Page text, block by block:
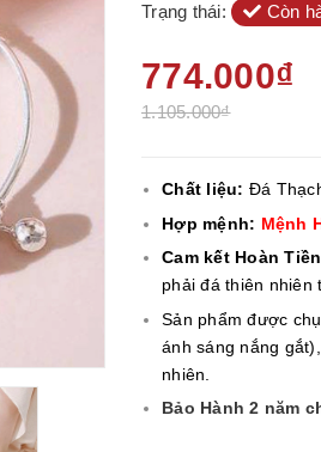
Trạng thái: Còn
774.000₫
1.105.000₫
Chất liệu: Đá
Hợp mệnh: Mệnh
Cam kết Hoàn
phải đá thiên nhiên
Sản phẩm được
ánh sáng nắng
nhiên.
Bảo Hành 2 năm